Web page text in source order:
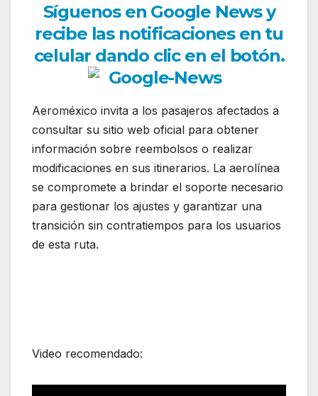
Síguenos en Google News y
recibe las notificaciones en tu
celular dando clic en el botón.
Aeroméxico invita a los pasajeros afectados a
consultar su sitio web oficial para obtener
información sobre reembolsos o realizar
modificaciones en sus itinerarios. La aerolínea
se compromete a brindar el soporte necesario
para gestionar los ajustes y garantizar una
transición sin contratiempos para los usuarios
de esta ruta.
Video recomendado: